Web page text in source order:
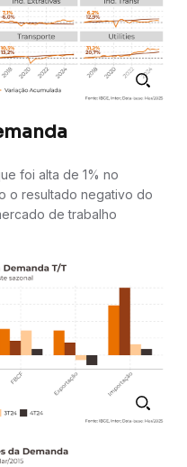
foi alta de 1% no
o resultado negativo do
de trabalho